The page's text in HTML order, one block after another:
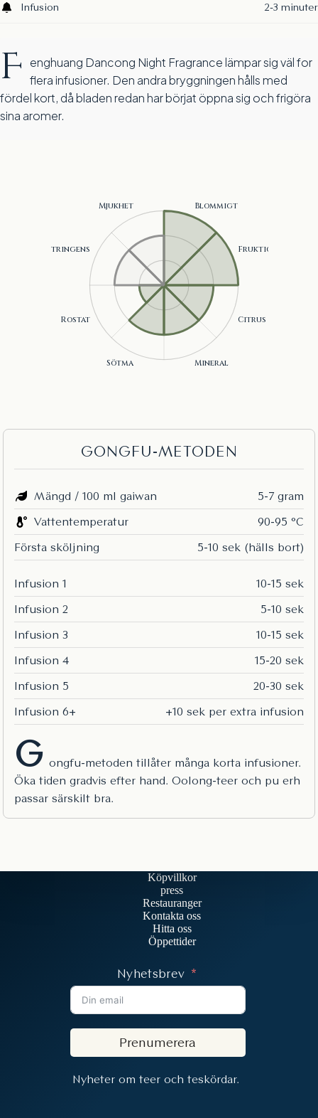
Infusion 2-3 minuter
F
enghuang Dancong Night Fragrance lämpar sig väl for
flera infusioner. Den andra bryggningen hålls med
fördel kort, då bladen redan har börjat öppna sig och frigöra
sina aromer.
GONGFU-METODEN
Mängd / 100 ml gaiwan
5-7 gram
Vattentemperatur
90-95 °C
Första sköljning
5-10 sek (hälls bort)
Infusion 1
10-15 sek
Infusion 2
5-10 sek
Infusion 3
10-15 sek
Infusion 4
15-20 sek
Infusion 5
20-30 sek
Infusion 6+
+10 sek per extra infusion
G ongfu-metoden tillåter många korta infusioner.
Öka tiden gradvis efter hand. Oolong-teer och pu erh
passar särskilt bra.
Köpvillkor
press
Restauranger
Kontakta oss
Hitta oss
Öppettider
Nyhetsbrev
Prenumerera
Nyheter om teer och teskördar.